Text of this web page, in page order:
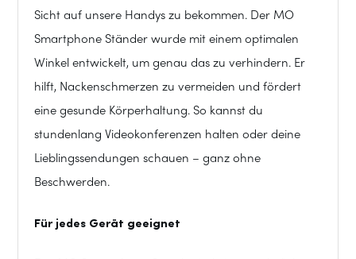
Sicht auf unsere Handys zu bekommen. Der MO
Smartphone Ständer wurde mit einem optimalen
Winkel entwickelt, um genau das zu verhindern. Er
hilft, Nackenschmerzen zu vermeiden und fördert
eine gesunde Körperhaltung. So kannst du
stundenlang Videokonferenzen halten oder deine
Lieblingssendungen schauen – ganz ohne
Beschwerden.
Für jedes Gerät geeignet